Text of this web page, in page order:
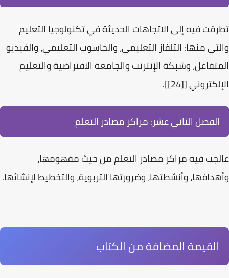
تطرقت فيه إلىالاتجاهات الحديثة في تكنولوجيا التعليم
والتي منها: التلفاز التعليمي، والحاسوب التعليمي، والفيديو
المتفاعل، وشبكة الإنترنت والجامعة الافتراضية والتعليم
الإلكتروني [[24]].
الفصل الثاني عشر: مراكز مصادر التعلم
عالجت فيه مراكز مصادر التعلم من حيث مفهومها،
وأهدافها، وأنشطتها، وضرورتها التربوية، والتخطيط لإنشائها.
القيمة المضافة من الكتاب